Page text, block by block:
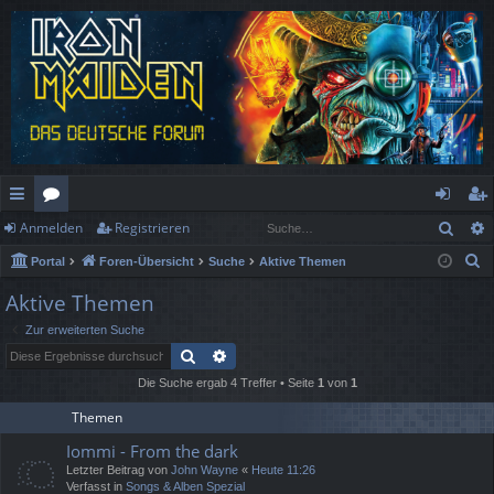
ch
ne
llz
or
en
n
m
eg
ist
Anmelden Registrieren
Portal Foren-Übersicht Suche Aktive Themen
Aktive Themen
Zur erweiterten Suche
Suche
Die Suche ergab 4 Treffer • Seite 1von 1
Themen
Iommi - From the dark
Letzter Beitrag von John Wayne « Heute 11:26
Verfasst in Songs & Alben Spezial